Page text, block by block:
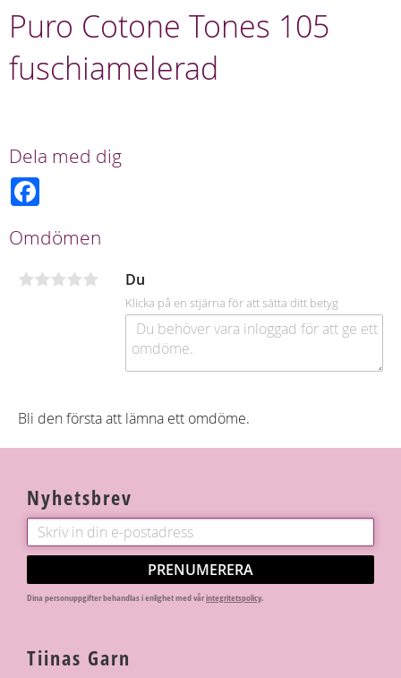
Puro Cotone Tones 105
fuschiamelerad
Dela med dig
b
o
k
Omdömen
Du
Klicka på en stjärna för att sätta ditt betyg
Bli den första att lämna ett omdöme.
Nyhetsbrev
PRENUMERERA
Dina personuppgifter behandlas i enlighet med vårintegritetspolicy.
Tiinas Garn